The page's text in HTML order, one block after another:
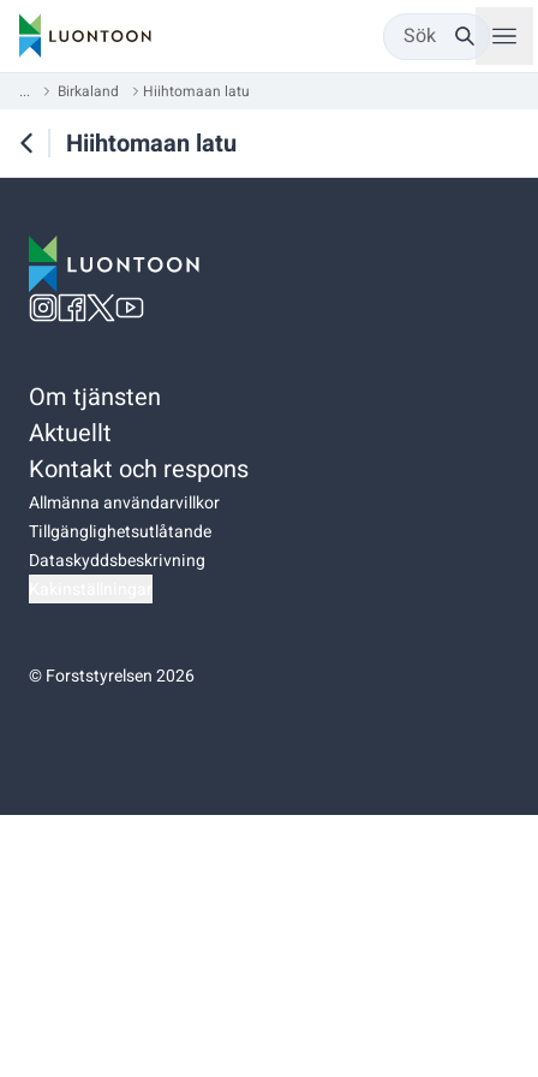
Sök
... Birkaland Hiihtomaan latu
Hiihtomaan latu
Om tjänsten
Aktuellt
Kontakt och respons
Allmänna användarvillkor
Tillgänglighetsutlåtande
Dataskyddsbeskrivning
©Forststyrelsen 2026